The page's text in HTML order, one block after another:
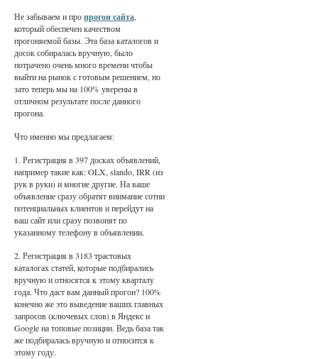
Не забываем и пропрогон сайта,
который обеспечен качеством
прогоняемой базы. Эта база каталогов и
досок собиралась вручную, было
потрачено очень много времени чтобы
выйти на рынок с готовым решением, но
зато теперь мы на 100% уверены в
отличном результате после данного
прогона.
Что именно мы предлагаем:
1. Регистрация в 397 досках объявлений,
например такие как: OLX, slando, IRR (из
рук в руки) и многие другие. На ваше
объявление сразу обратят внимание сотни
потенциальных клиентов и перейдут на
ваш сайт или сразу позвонят по
указанному телефону в объявлении.
2. Регистрация в 3183 трастовых
каталогах статей, которые подбирались
вручную и относятся к этому кварталу
года. Что даст вам данный прогон? 100%
конечно же это выведение ваших главных
запросов (ключевых слов) в Яндекс и
Google на топовые позиции. Ведь база так
же подбиралась вручную и относится к
этому году.